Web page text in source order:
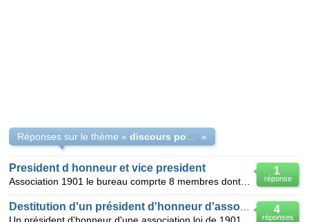
Réponses sur le thème « »
1
réponse
President d honneur et vice president
4
réponses